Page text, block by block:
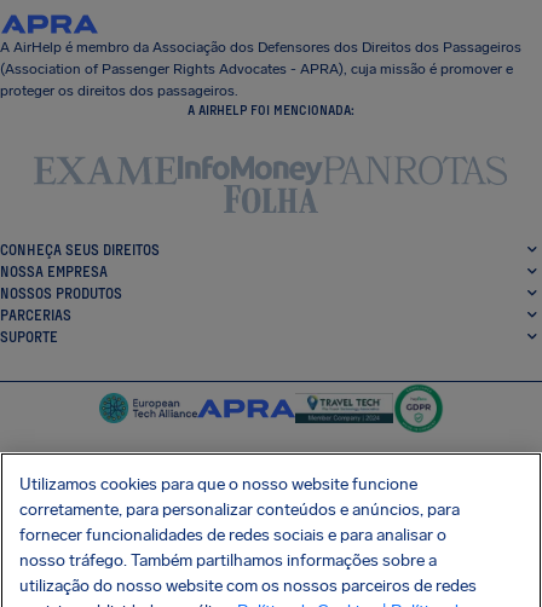
A AirHelp é membro da Associação dos Defensores dos Direitos dos Passageiros
(Association of Passenger Rights Advocates - APRA), cuja missão é promover e
proteger os direitos dos passageiros.
A AIRHELP FOI MENCIONADA:
CONHEÇA SEUS DIREITOS
NOSSA EMPRESA
NOSSOS PRODUTOS
PARCERIAS
SUPORTE
SocialFacebook
SocialTwitter
SocialInstagram
SocialLinkedin
BAIXE GRÁTIS NOSSO APP
Utilizamos cookies para que o nosso website funcione
corretamente, para personalizar conteúdos e anúncios, para
fornecer funcionalidades de redes sociais e para analisar o
nosso tráfego. Também partilhamos informações sobre a
utilização do nosso website com os nossos parceiros de redes